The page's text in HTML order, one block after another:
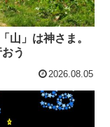
山」は神さま。
う
2026.08.05